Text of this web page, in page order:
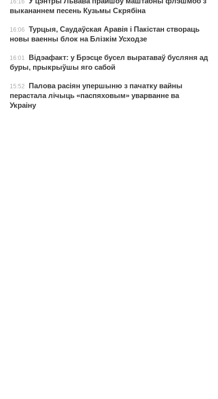
16:16
выкананнем песень Кузьмы Скрябіна
16:06
Турцыя, Саудаўская Аравія і Пакістан створаць
новы ваенны блок на Блізкім Усходзе
16:01
Відэафакт: у Брэсце бусел выратаваў бусляня ад
буры, прыкрыўшы яго сабой
15:52
Палова расіян упершыню з пачатку вайны
перастала лічыць «паспяховым» уварванне ва
Украіну